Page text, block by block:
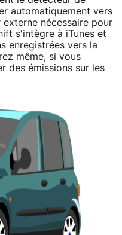
automatiquement vers
nécessaire pour
s'intègre à iTunes et
enregistrées vers la
même, si vous
des émissions sur les